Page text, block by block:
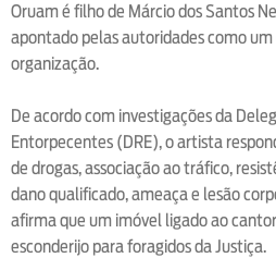
Oruam é filho de Márcio dos Santos
apontado pelas autoridades como um
organização.
De acordo com investigações da
Entorpecentes (DRE), o artista
de drogas, associação ao tráfico,
dano qualificado, ameaça e lesão
afirma que um imóvel ligado ao
esconderijo para foragidos da Justiça.